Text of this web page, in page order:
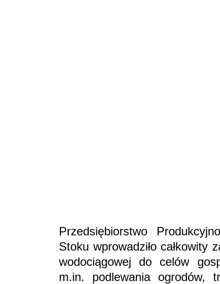
Przedsiębiorstwo
Stoku wprowadziło całkowity
wodociągowej do celów
m.in. podlewania ogrodów,